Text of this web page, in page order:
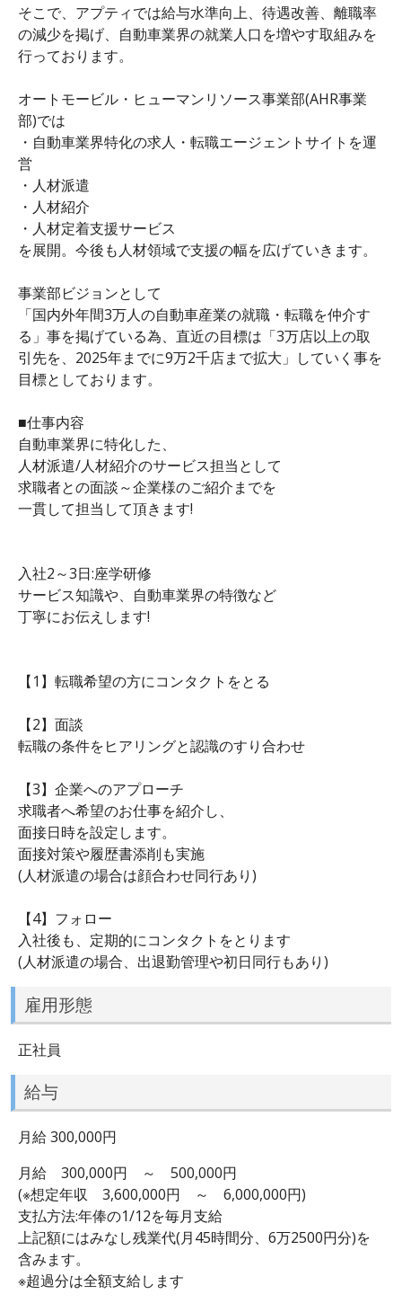
そこで、アプティでは給与水準向上、待遇改善、離職率
の減少を掲げ、自動車業界の就業人口を増やす取組みを
行っております。
オートモービル・ヒューマンリソース事業部(AHR事業
部)では
・自動車業界特化の求人・転職エージェントサイトを運
営
・人材派遣
・人材紹介
・人材定着支援サービス
を展開。今後も人材領域で支援の幅を広げていきます。
事業部ビジョンとして
「国内外年間3万人の自動車産業の就職・転職を仲介す
る」事を掲げている為、直近の目標は「3万店以上の取
引先を、2025年までに9万2千店まで拡大」していく事を
目標としております。
■仕事内容
自動車業界に特化した、
人材派遣/人材紹介のサービス担当として
求職者との面談～企業様のご紹介までを
一貫して担当して頂きます!
入社2～3日:座学研修
サービス知識や、自動車業界の特徴など
丁寧にお伝えします!
【1】転職希望の方にコンタクトをとる
【2】面談
転職の条件をヒアリングと認識のすり合わせ
【3】企業へのアプローチ
求職者へ希望のお仕事を紹介し、
面接日時を設定します。
面接対策や履歴書添削も実施
(人材派遣の場合は顔合わせ同行あり)
【4】フォロー
入社後も、定期的にコンタクトをとります
(人材派遣の場合、出退勤管理や初日同行もあり)
雇用形態
正社員
給与
月給 300,000円
月給 300,000円 ～ 500,000円
(※想定年収 3,600,000円 ～ 6,000,000円)
支払方法:年俸の1/12を毎月支給
上記額にはみなし残業代(月45時間分、6万2500円分)を
含みます。
※超過分は全額支給します